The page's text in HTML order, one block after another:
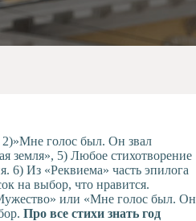
голос был. Он звал
земля», 5) Любое стихотворение
6) Из «Реквиема» часть эпилога
на выбор, что нравится.
или «Мне голос был. Он
Про все стихи знать год